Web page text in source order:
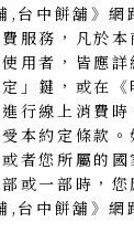
,台中餅舖》
服務，凡於
用者，皆應詳
」鍵，或在
行線上消費時
本約定條款
者您所屬的
或一部時，
,台中餅舖》網